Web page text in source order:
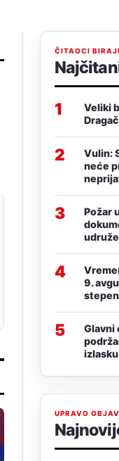
ČITAOCI
1
Veliki
2
Vulin:
neće
3
Požar
4
9.
5
Glavni
UPRAVO